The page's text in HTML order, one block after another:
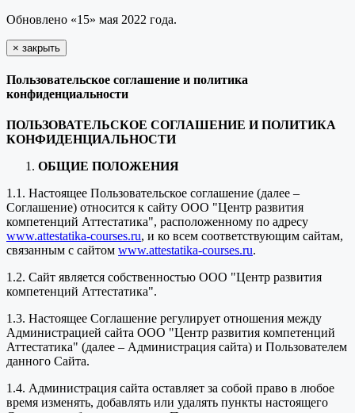
Обновлено «15» мая 2022 года.
× закрыть
Пользовательское соглашение и политика
конфиденциальности
ПОЛЬЗОВАТЕЛЬСКОЕ СОГЛАШЕНИЕ И ПОЛИТИКА
КОНФИДЕНЦИАЛЬНОСТИ
ОБЩИЕ ПОЛОЖЕНИЯ
1.1. Настоящее Пользовательское соглашение (далее –
Соглашение) относится к сайту ООО "Центр развития
компетенций Аттестатика", расположенному по адресу
www.attestatika-courses.ru, и ко всем соответствующим сайтам,
связанным с сайтом www.attestatika-courses.ru.
1.2. Сайт является собственностью ООО "Центр развития
компетенций Аттестатика".
1.3. Настоящее Соглашение регулирует отношения между
Администрацией сайта ООО "Центр развития компетенций
Аттестатика" (далее – Администрация сайта) и Пользователем
данного Сайта.
1.4. Администрация сайта оставляет за собой право в любое
время изменять, добавлять или удалять пункты настоящего